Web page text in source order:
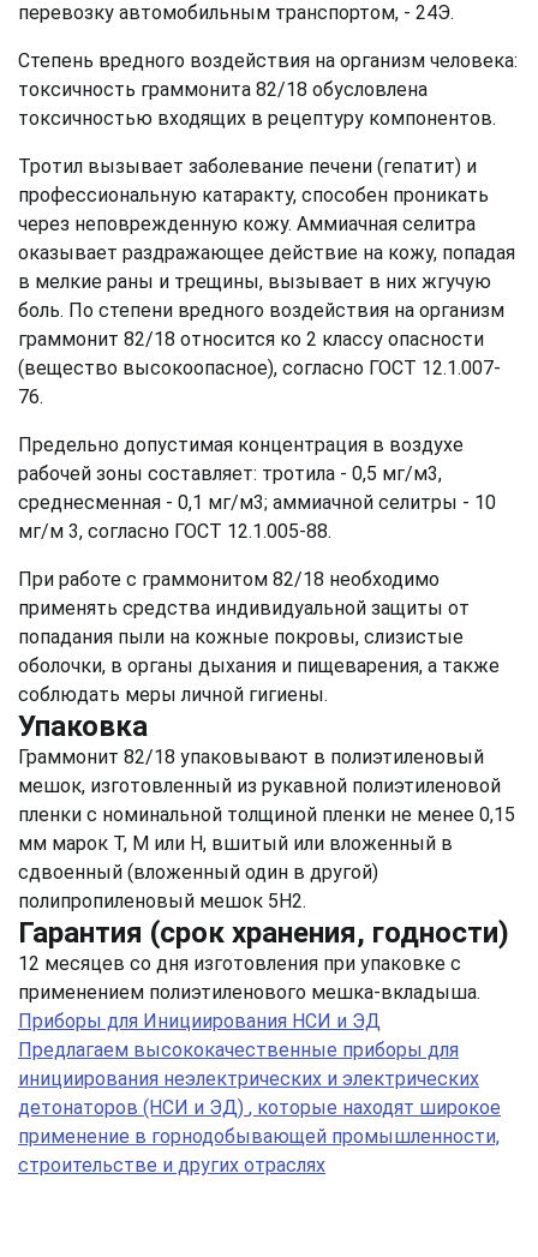
перевозку автомобильным транспортом, - 24Э.
Степень вредного воздействия на организм человека:
токсичность граммонита 82/18 обусловлена
токсичностью входящих в рецептуру компонентов.
Тротил вызывает заболевание печени (гепатит) и
профессиональную катаракту, способен проникать
через неповрежденную кожу. Аммиачная селитра
оказывает раздражающее действие на кожу, попадая
в мелкие раны и трещины, вызывает в них жгучую
боль. По степени вредного воздействия на организм
граммонит 82/18 относится ко 2 классу опасности
(вещество высокоопасное), согласно ГОСТ 12.1.007-
76.
Предельно допустимая концентрация в воздухе
рабочей зоны составляет: тротила - 0,5 мг/м3,
среднесменная - 0,1 мг/м3; аммиачной селитры - 10
мг/м 3, согласно ГОСТ 12.1.005-88.
При работе с граммонитом 82/18 необходимо
применять средства индивидуальной защиты от
попадания пыли на кожные покровы, слизистые
оболочки, в органы дыхания и пищеварения, а также
соблюдать меры личной гигиены.
Упаковка
Граммонит 82/18 упаковывают в полиэтиленовый
мешок, изготовленный из рукавной полиэтиленовой
пленки с номинальной толщиной пленки не менее 0,15
мм марок Т, М или Н, вшитый или вложенный в
сдвоенный (вложенный один в другой)
полипропиленовый мешок 5Н2.
Гарантия (срок хранения, годности)
12 месяцев со дня изготовления при упаковке с
применением полиэтиленового мешка-вкладыша.
Приборы для Инициирования НСИ и ЭД
Предлагаем высококачественные приборы для
инициирования неэлектрических и электрических
детонаторов (НСИ и ЭД) , которые находят широкое
применение в горнодобывающей промышленности,
строительстве и других отраслях